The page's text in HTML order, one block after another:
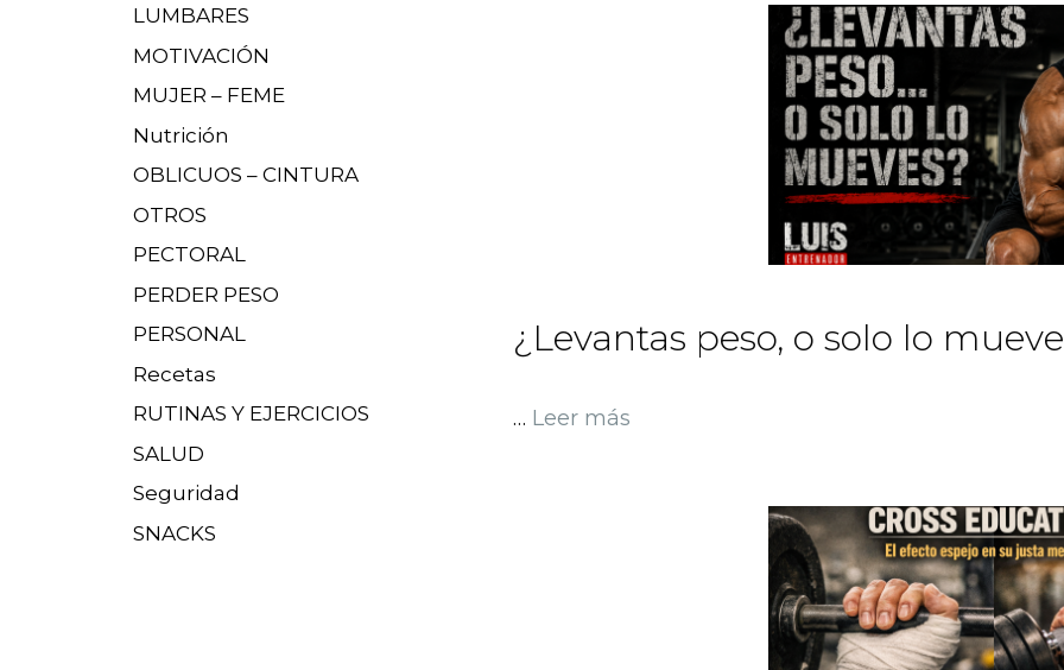
¿Levantas peso, o solo lo
… Leer más
LUMBARES
MOTIVACIÓN
MUJER – FEME
Nutrición
OBLICUOS – CINTURA
OTROS
PECTORAL
PERDER PESO
PERSONAL
Recetas
RUTINAS Y EJERCICIOS
SALUD
Seguridad
SNACKS